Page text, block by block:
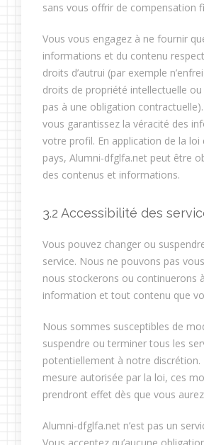
sans vous offrir de compensation
Vous vous engagez à ne fournir
informations et du contenu
droits d’autrui (par exemple
droits de propriété intellectuelle
pas à une obligation
vous garantissez la véracité des
votre profil. En application de la loi
pays, Alumni-dfglfa.net peut être
des contenus et informations.
3.2 Accessibilité des
Vous pouvez changer ou
service. Nous ne pouvons pas
nous stockerons ou continuerons
information et tout contenu que
Nous sommes susceptibles de
suspendre ou terminer tous les
potentiellement à notre discrétion.
mesure autorisée par la loi, ces
prendront effet dès que vous
Alumni-dfglfa.net n’est pas un